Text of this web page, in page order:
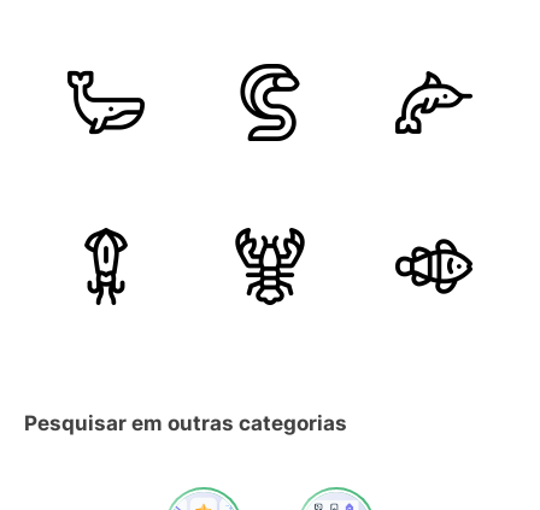
Pesquisar em outras categorias